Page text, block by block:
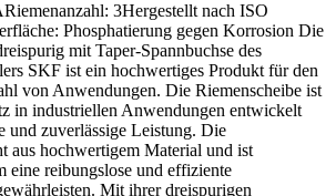
3Hergestellt nach ISO
Phosphatierung gegen Korrosion Die
mit Taper-Spannbuchse des
SKF ist ein hochwertiges Produkt für den
von Anwendungen. Die Riemenscheibe ist
in industriellen Anwendungen entwickelt
und zuverlässige Leistung. Die
aus hochwertigem Material und ist
eine reibungslose und effiziente
Mit ihrer dreispurigen